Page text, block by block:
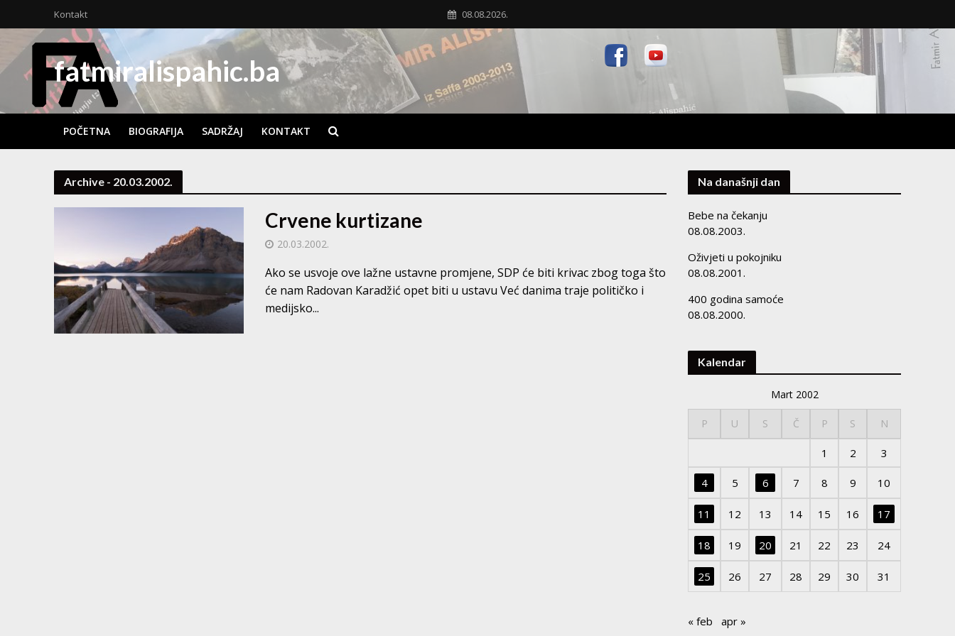
Kontakt 08.08.2026.
fatmiralispahic.ba
POČETNA BIOGRAFIJA SADRŽAJ KONTAKT
Archive - 20.03.2002.
Crvene kurtizane
20.03.2002.
Ako se usvoje ove lažne ustavne promjene, SDP će biti krivac zbog toga što
će nam Radovan Karadžić opet biti u ustavu Već danima traje političko i
medijsko...
Na današnji dan
Bebe na čekanju
08.08.2003.
Oživjeti u pokojniku
08.08.2001.
400 godina samoće
08.08.2000.
Kalendar
Mart 2002
P U S Č P S N
1 2 3
4 5 6 7 8 9 10
11 12 13 14 15 16 17
18 19 20 21 22 23 24
25 26 27 28 29 30 31
« feb apr »